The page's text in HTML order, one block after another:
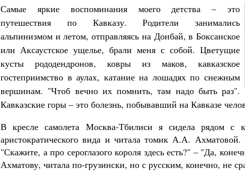
Самые яркие воспоминания моего детства – это
путешествия по Кавказу. Родители занимались
альпинизмом и летом, отправляясь на Донбай, в Боксанское
или Аксаустское ущелье, брали меня с собой. Цветущие
кусты рододендронов, ковры из маков, кавказское
гостеприимство в аулах, катание на лошадях по снежным
вершинам. "Чтоб вечно их помнить, там надо быть раз".
Кавказские горы – это болезнь, побывавший на Кавказе
В кресле самолета Москва-Тбилиси я сидела рядом с
аристократического вида и читала томик А.А.
"Скажите, а про сероглазого короля здесь есть?" – "Да,
Ахматову, читала по-грузински, но с русским, конечно, не